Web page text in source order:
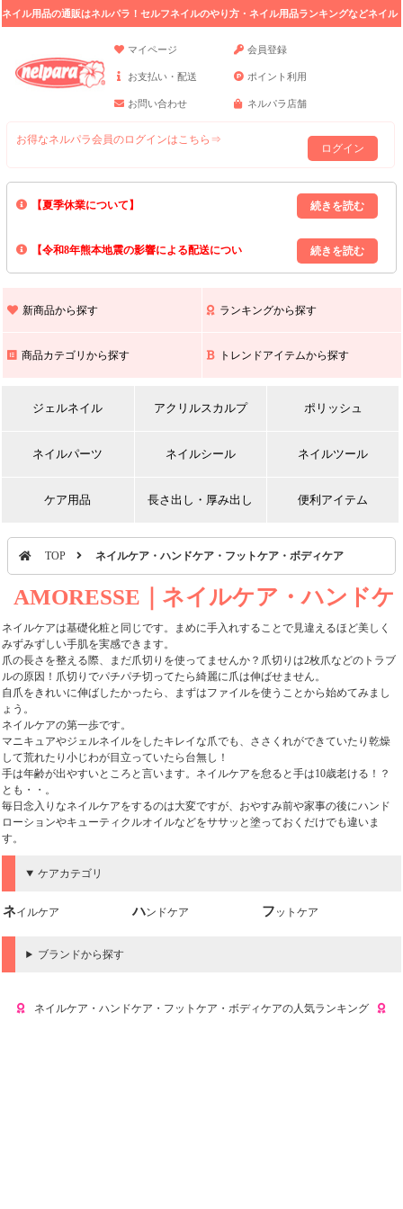
ネイル用品の通販はネルパラ！セルフネイルのやり方・ネイル用品ランキングなどネイル
マイページ
会員登録
お支払い・配送 ポイント利用
お問い合わせ ネルパラ店舗
お得なネルパラ会員のログインはこちら⇒
ログイン
【夏季休業について】
8/13(木)～8/16(日)の間｢出荷業務・お問い合わせ業務｣はお休みいたしま
上記期間中のご注文・お問い合わせは8/17(月)以降の対応となりますので
【令和8年熊本地震の影響による配送につい
また､ 九州全域でお荷物のお届けに遅延が生じております｡
新商品から探す ランキングから探す
商品カテゴリから探す トレンドアイテムから探す
ジェルネイル アクリルスカルプ ポリッシュ
ネイルパーツ ネイルシール ネイルツール
ケア用品 長さ出し・厚み出し 便利アイテム
TOP ネイルケア・ハンドケア・フットケア・ボディケア
AMORESSE｜ネイルケア・ハンドケ
ア・フットケア・ボディケア
ネイルケアは基礎化粧と同じです。まめに手入れすることで見違えるほど美しく
みずみずしい手肌を実感できます。
爪の長さを整える際、まだ爪切りを使ってませんか？爪切りは2枚爪などのトラブ
ルの原因！爪切りでパチパチ切ってたら綺麗に爪は伸ばせません。
自爪をきれいに伸ばしたかったら、まずはファイルを使うことから始めてみまし
ょう。
ネイルケアの第一歩です。
マニキュアやジェルネイルをしたキレイな爪でも、ささくれができていたり乾燥
して荒れたり小じわが目立っていたら台無し！
手は年齢が出やすいところと言います。ネイルケアを怠ると手は10歳老ける！？
とも・・。
毎日念入りなネイルケアをするのは大変ですが、おやすみ前や家事の後にハンド
ローションやキューティクルオイルなどをササッと塗っておくだけでも違いま
す。
ケアカテゴリ
ネイルケア ハンドケア フットケア
ブランドから探す
ネイルケア・ハンドケア・フットケア・ボディケアの人気ランキング